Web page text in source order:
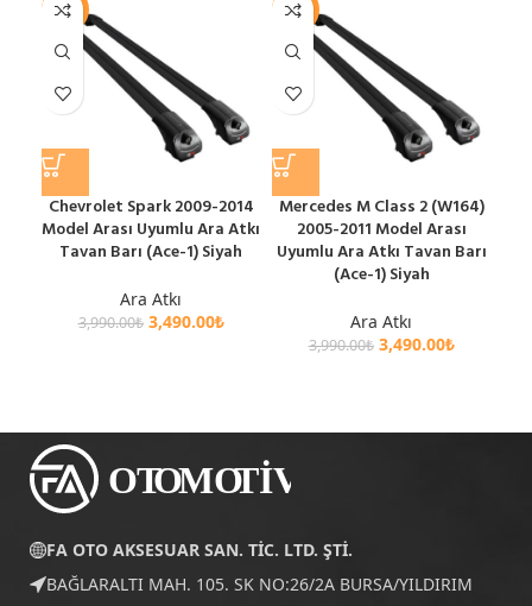
-13%
Chevrolet Spark 2009-2014
Model Arası Uyumlu Ara Atkı
Tavan Barı (Ace-1) Siyah
Ara Atkı
3,990.00₺ 3,490.00₺
-13%
Mercedes M Class 2 (W164)
2005-2011 Model Arası
Uyumlu Ara Atkı Tavan Barı
(Ace-1) Siyah
Ara Atkı
3,990.00₺ 3,490.00₺
FA OTO AKSESUAR SAN. TİC. LTD. ŞTİ.
BAĞLARALTI MAH. 105. SK NO:26/2A BURSA/YILDIRIM